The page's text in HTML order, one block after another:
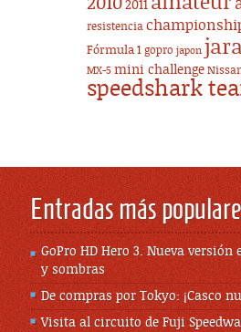
20102011
resistencia
Fórmula 1 gopro japon
MX-5 mini challenge
speedshark
Entradas más
GoPro HD Hero 3. Nueva versión
y sombras
De compras por Tokyo: ¡Casco
Visita al circuito de Fuji